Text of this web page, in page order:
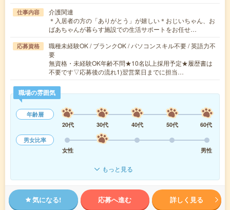
仕事内容
介護関連
＊入居者の方の「ありがとう」が嬉しい＊おじいちゃん、お
ばあちゃんが暮らす施設での生活サポートをお任せ…
応募資格
職種未経験OK / ブランクOK / パソコンスキル不要 / 英語力不
要
無資格・未経験OK年齢不問★10名以上採用予定★履歴書は
不要です▽応募後の流れ1)翌営業日までに担当…
職場の雰囲気
年齢層
20代
30代 40代 50代
60代
男女比率
女性
男性
もっと見る
気になる! 応募へ進む 詳しく見る